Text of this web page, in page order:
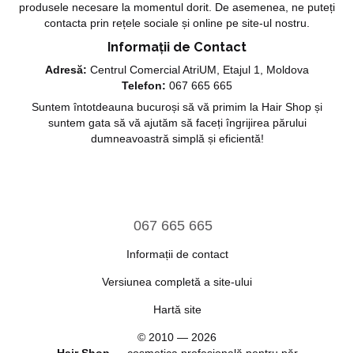
produsele necesare la momentul dorit. De asemenea, ne puteți
contacta prin rețele sociale și online pe site-ul nostru.
Informații de Contact
Adresă: Centrul Comercial AtriUM, Etajul 1, Moldova
Telefon: 067 665 665
Suntem întotdeauna bucuroși să vă primim la Hair Shop și
suntem gata să vă ajutăm să faceți îngrijirea părului
dumneavoastră simplă și eficientă!
067 665 665
Informații de contact
Versiunea completă a site-ului
Hartă site
© 2010 — 2026